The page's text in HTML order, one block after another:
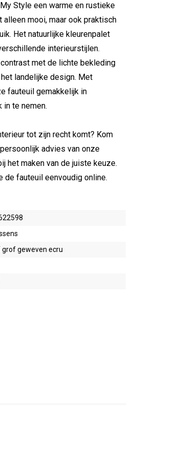
Style een warme en rustieke
mooi, maar ook praktisch
Het natuurlijke kleurenpalet
interieurstijlen.
met de lichte bekleding
landelijke design. Met
fauteuil gemakkelijk in
te nemen.
tot zijn recht komt? Kom
advies van onze
het maken van de juiste keuze.
de fauteuil eenvoudig online.
grof geweven ecru